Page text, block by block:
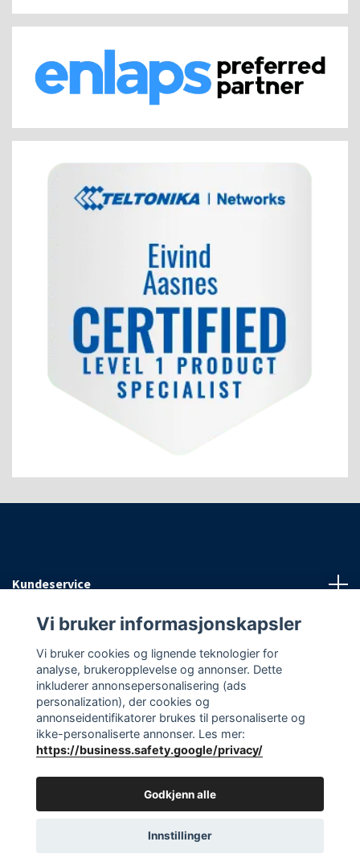
Kundeservice
Informasjon
Sosiale medier
© 2026 EAasnes AS
Vi bruker informasjonskapsler
Vi bruker cookies og lignende teknologier for
analyse, brukeropplevelse og annonser. Dette
inkluderer annonsepersonalisering (ads
personalization), der cookies og
annonseidentifikatorer brukes til personaliserte og
ikke-personaliserte annonser. Les mer:
https://business.safety.google/privacy/
Godkjenn alle
Innstillinger